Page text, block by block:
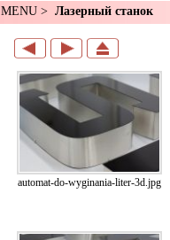
MENU > Лазерный станок
automat-do-wyginania-liter-3d.jpg